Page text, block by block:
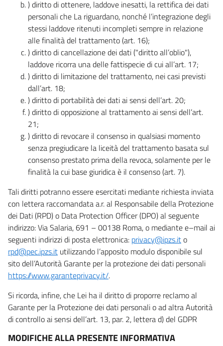
) diritto di ottenere, laddove inesatti, la rettifica dei dati
personali che La riguardano, nonché l’integrazione degli
stessi laddove ritenuti incompleti sempre in relazione
alle finalità del trattamento (art. 16);
) diritto di cancellazione dei dati ("diritto all’oblio"),
laddove ricorra una delle fattispecie di cui all’art. 17;
) diritto di limitazione del trattamento, nei casi previsti
dall’art. 18;
) diritto di portabilità dei dati ai sensi dell’art. 20;
) diritto di opposizione al trattamento ai sensi dell’art.
21;
) diritto di revocare il consenso in qualsiasi momento
senza pregiudicare la liceità del trattamento basata sul
consenso prestato prima della revoca, solamente per le
finalità la cui base giuridica è il consenso (art. 7).
Tali diritti potranno essere esercitati mediante richiesta inviata
con lettera raccomandata a.r. al Responsabile della Protezione
dei Dati (RPD) o Data Protection Officer (DPO) al seguente
indirizzo: Via Salaria, 691 – 00138 Roma, o mediante e–mail ai
seguenti indirizzi di posta elettronica: privacy@ipzs.ito
rpd@pec.ipzs.it utilizzando l’apposito modulo disponibile sul
sito dell’Autorità Garante per la protezione dei dati personali
https://www.garanteprivacy.it/.
Si ricorda, infine, che Lei ha il diritto di proporre reclamo al
Garante per la Protezione dei dati personali o ad altra Autorità
di controllo ai sensi dell’art. 13, par. 2, lettera d) del GDPR
MODIFICHE ALLA PRESENTE INFORMATIVA